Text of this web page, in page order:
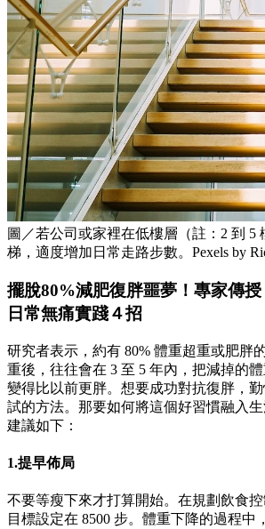
圖／若公司或家裡在低樓層（註：2 到 5
梯，適度增加日常走路步數。Pexels by
擺脫80%減肥復胖噩夢！專家傳授
日常無痛實踐４招
研究者表示，約有 80% 體重超重或肥胖
重後，往往會在 3 至 5 年內，把減掉的
變得比以前更胖。想要成功對抗復胖，
試的方法。那要如何將這個好習慣融入
建議如下：
1.提早佈局
不要等瘦下來才打算開始。在規劃飲食
目標設定在 8500 步。體重下降的過程中